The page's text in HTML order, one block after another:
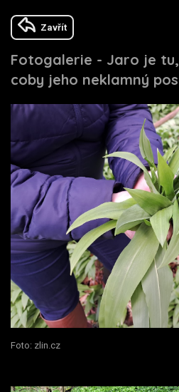
Zavřít
Fotogalerie - Jaro je
coby jeho neklamný
Foto: zlin.cz